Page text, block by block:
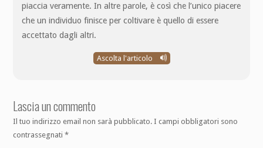
piaccia veramente. In altre parole, è così che l’unico piacere
che un individuo finisce per coltivare è quello di essere
accettato dagli altri.
Ascolta l'articolo
Lascia un commento
Il tuo indirizzo email non sarà pubblicato. I campi obbligatori sono
contrassegnati*